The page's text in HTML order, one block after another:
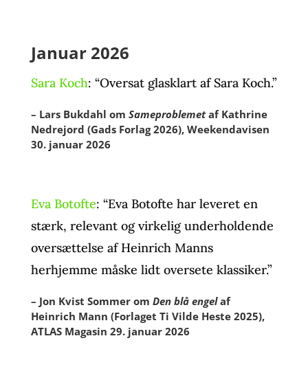
Januar 2026
Sara Koch: “Oversat glasklart af Sara Koch.”
– Lars Bukdahl om Sameproblemetaf Kathrine
Nedrejord (Gads Forlag 2026), Weekendavisen
30. januar 2026
Eva Botofte: “Eva Botofte har leveret en
stærk, relevant og virkelig underholdende
oversættelse af Heinrich Manns
herhjemme måske lidt oversete klassiker.”
– Jon Kvist Sommer om Den blå engelaf
Heinrich Mann (Forlaget Ti Vilde Heste 2025),
ATLAS Magasin 29. januar 2026